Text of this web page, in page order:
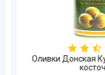
Оливки Донская